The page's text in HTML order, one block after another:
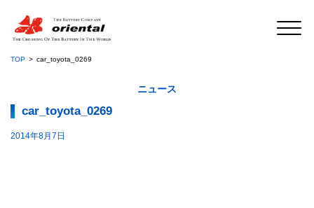
TOP car_toyota_0269
ニュース
car_toyota_0269
2014年8月7日